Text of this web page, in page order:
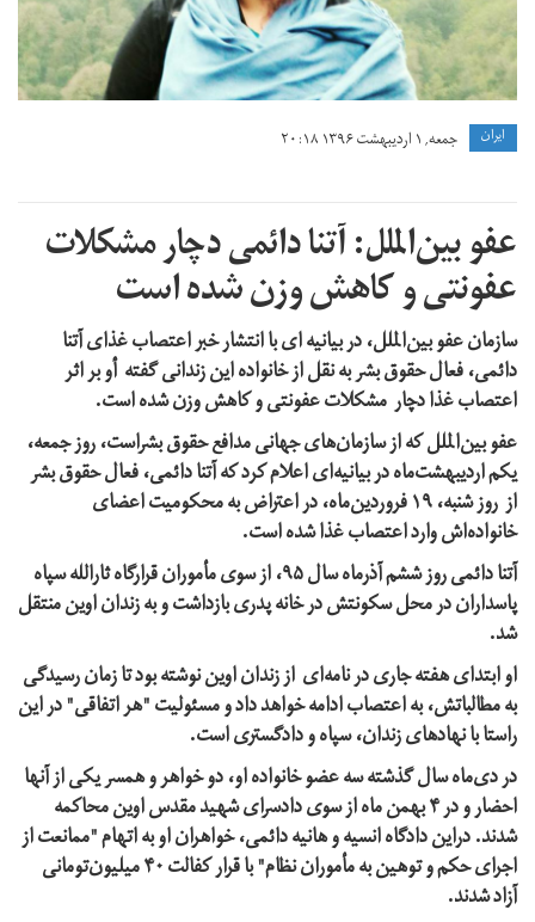
ايران جمعه, ۱ اردیبهشت ۱۳۹۶ ۲۰:۱۸
عفو بین‌الملل: آتنا دائمی دچار مشکلات
عفونتی و کاهش وزن شده است
سازمان عفو بین‌الملل، در بیانیه ای با انتشار خبر اعتصاب غذای آتنا
دائمی، فعال حقوق بشر‌ به نقل از خانواده این زندانی گفته أو بر اثر
اعتصاب غذا دچار مشکلات عفونتی و کاهش وزن شده است.
عفو بین‌الملل که از سازمان‌های جهانی مدافع حقوق بشراست، روز جمعه،
یکم اردیبهشت‌ماه در بیانیه‌ای اعلام کرد که آتنا دائمی، فعال حقوق بشر
از روز شنبه، ۱۹ فروردین‌ماه، در اعتراض به محکومیت اعضای
خانواده‌اش وارد اعتصاب غذا شده است.
آتنا دائمی روز ششم آذرماه سال ۹۵، از سوی مأموران قرارگاه ثارالله سپاه
پاسداران در محل سکونتش در خانه پدری بازداشت و به زندان اوین منتقل
شد.
او ابتدای هفته جاری در نامه‌ای از زندان اوین نوشته بود تا زمان رسیدگی
به مطالباتش، به اعتصاب ادامه خواهد داد و مسئولیت "هر اتفاقی" در این
راستا با نهادهای زندان، سپاه و دادگستری است.
در دی‌ماه سال گذشته سه عضو خانواده او،‌ دو خواهر و همسر یکی از آنها
احضار و در ۴ بهمن ماه از سوی دادسرای شهید مقدس اوین محاکمه
شدند. دراین دادگاه انسیه و هانیه دائمی، خواهران او به اتهام "ممانعت از
اجرای حکم و توهین به مأموران نظام" با قرار کفالت ۴۰ میلیون‌تومانی
آزاد شدند.